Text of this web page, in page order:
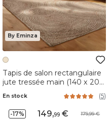
By Eminza
Tapis de salon rectangulaire
jute tressée main (140 x 200
En stock (5)
-17% 149,99 179,99